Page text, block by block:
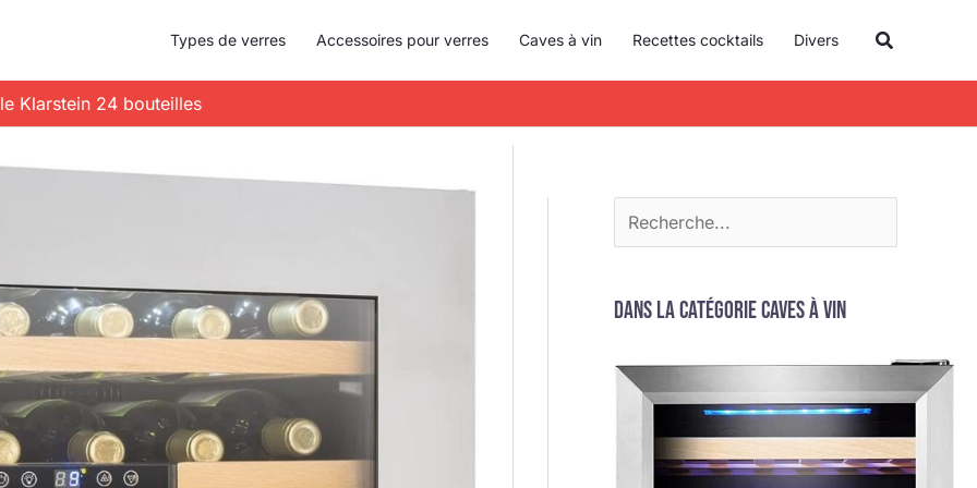
Types de verres Accessoires pour verres Caves à vin Recettes cocktails Divers
Klarstein 24 bouteilles
c
h
e
Dans la catégorie Caves à vin